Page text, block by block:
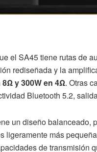
el SA45 tiene rutas de
rediseñada y la
8Ω y 300W en 4Ω. Otras
Bluetooth 5.2,
un diseño balanceado,
ligeramente más
de transmisión